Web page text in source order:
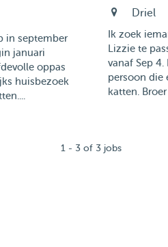
in september
januari
oppas
huisbezoek
Driel
Ik zoek
Lizzie te
vanaf Sep
persoon die
katten.
1 - 3 of 3 jobs